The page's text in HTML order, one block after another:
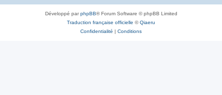
Développé parphpBB® Forum Software © phpBB Limited
Traduction française officielle ©Qiaeru
Confidentialité | Conditions